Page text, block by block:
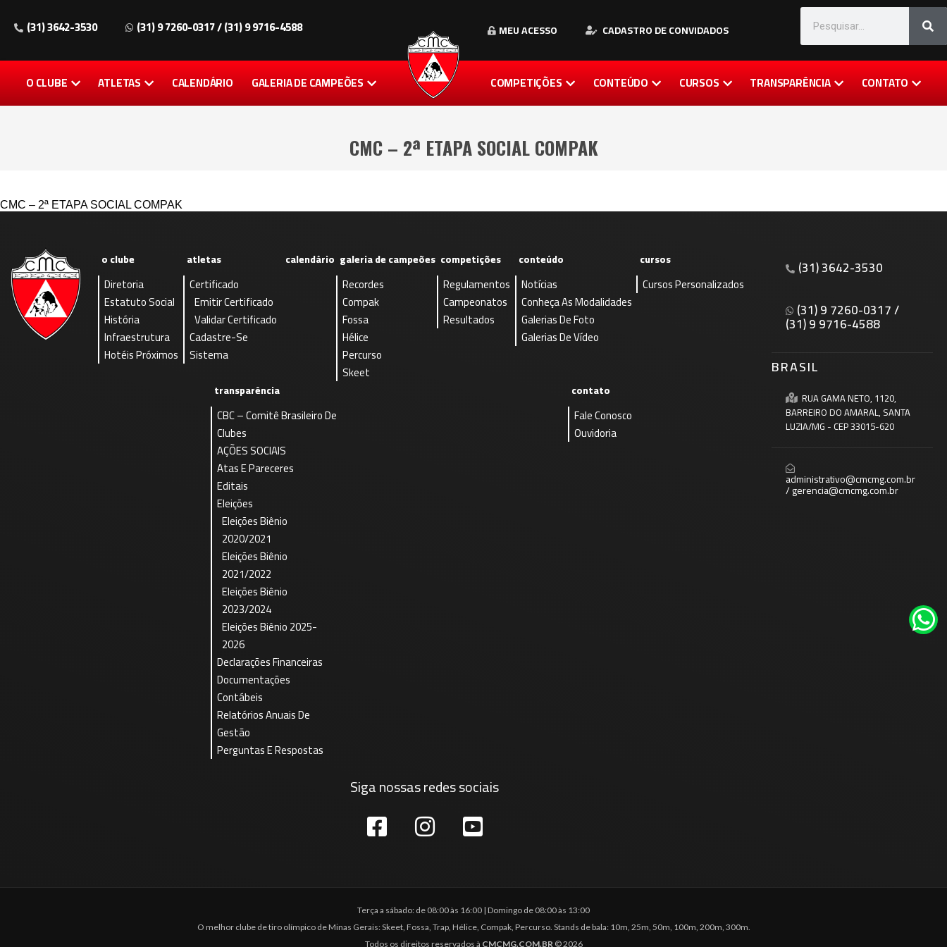
(31) 3642-3530 (31) 9 7260-0317 / (31) 9 9716-4588 MEU ACESSO CADASTRO DE CONVIDADOS
O CLUBE ATLETAS CALENDÁRIO GALERIA DE CAMPEÕES COMPETIÇÕES CONTEÚDO CURSOS TRANSPARÊNCIA CONTATO
CMC – 2ª ETAPA SOCIAL COMPAK
CMC – 2ª ETAPA SOCIAL COMPAK
o clube
Diretoria
Estatuto Social
História
Infraestrutura
Hotéis Próximos
atletas
Certificado
Emitir Certificado
Validar Certificado
Cadastre-Se
Sistema
calendário galeria de campeões
Recordes
Compak
Fossa
Hélice
Percurso
Skeet
competições
Regulamentos
Campeonatos
Resultados
conteúdo
Notícias
Conheça As Modalidades
Galerias De Foto
Galerias De Vídeo
cursos
Cursos Personalizados
transparência
CBC – Comitê Brasileiro De
Clubes
AÇÕES SOCIAIS
Atas E Pareceres
Editais
Eleições
Eleições Biênio
2020/2021
Eleições Biênio
2021/2022
Eleições Biênio
2023/2024
Eleições Biênio 2025-
2026
Declarações Financeiras
Documentações
Contábeis
Relatórios Anuais De
Gestão
Perguntas E Respostas
contato
Fale Conosco
Ouvidoria
Siga nossas redes sociais
(31) 3642-3530
(31) 9 7260-0317 /
(31) 9 9716-4588
BRASIL
RUA GAMA NETO, 1120,
BARREIRO DO AMARAL, SANTA
LUZIA/MG - CEP 33015-620
administrativo@cmcmg.com.br
/ gerencia@cmcmg.com.br
Terça a sábado: de 08:00 às 16:00 | Domingo de 08:00 às 13:00
O melhor clube de tiro olímpico de Minas Gerais: Skeet, Fossa, Trap, Hélice, Compak, Percurso. Stands de bala: 10m, 25m, 50m, 100m, 200m, 300m.
Todos os direitos reservados à CMCMG.COM.BR© 2026